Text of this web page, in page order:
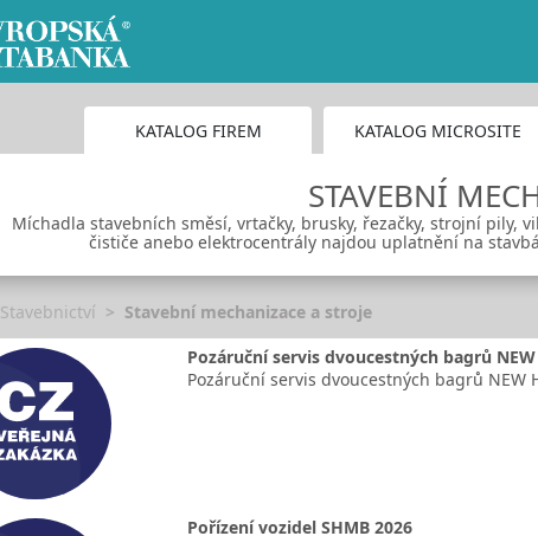
KATALOG FIREM KATALOG MICROSITE
STAVEBNÍ
Míchadla stavebních směsí, vrtačky, brusky, řezačky, strojní pily,
čističe anebo elektrocentrály najdou uplatnění na
Stavebnictví Stavební mechanizace a stroje
Pozáruční servis dvoucestných bagrů NEW
Pozáruční servis dvoucestných bagrů NEW
Pořízení vozidel SHMB 2026